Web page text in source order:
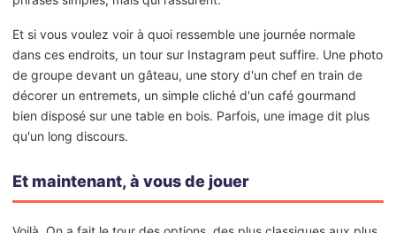
Et si vous voulez voir à quoi ressemble une journée normale
dans ces endroits, un tour sur Instagram peut suffire. Une photo
de groupe devant un gâteau, une story d'un chef en train de
décorer un entremets, un simple cliché d'un café gourmand
bien disposé sur une table en bois. Parfois, une image dit plus
qu'un long discours.
Et maintenant, à vous de jouer